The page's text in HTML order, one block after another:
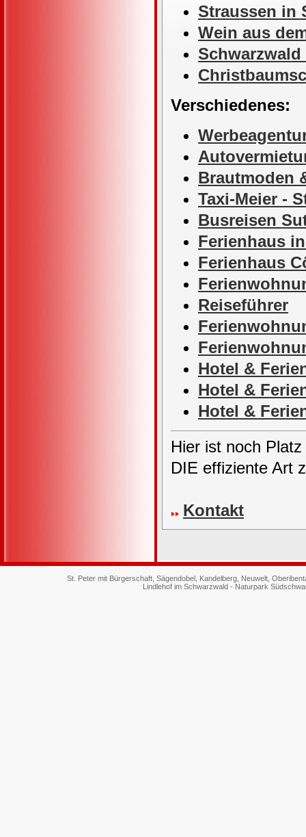
Straussen in
Wein aus
Verschiedenes:
Brautmoden
Taxi-Meier -
Busreisen
Ferienhaus
Ferienhaus
Reiseführer
Hotel &
Hotel &
Hotel &
Hier ist noch
DIE effiziente Art
Kontakt
St. Peter mit Bürgerschaft, Sägendobel, Kandelberg, Neuwelt,
Lindlehof im Schwarzwald - Naturpark